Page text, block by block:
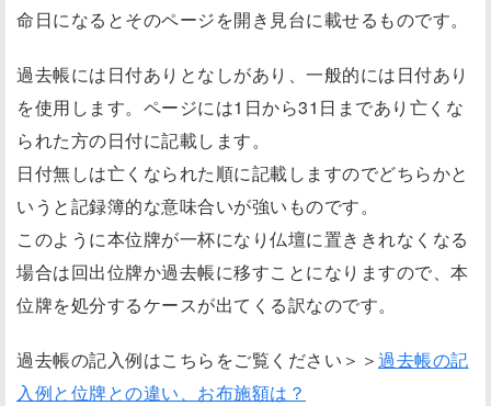
命日になるとそのページを開き見台に載せるものです。
過去帳には日付ありとなしがあり、一般的には日付あり
を使用します。ページには1日から31日まであり亡くな
られた方の日付に記載します。
日付無しは亡くなられた順に記載しますのでどちらかと
いうと記録簿的な意味合いが強いものです。
このように本位牌が一杯になり仏壇に置ききれなくなる
場合は回出位牌か過去帳に移すことになりますので、本
位牌を処分するケースが出てくる訳なのです。
過去帳の記入例はこちらをご覧ください＞＞過去帳の記
入例と位牌との違い、お布施額は？